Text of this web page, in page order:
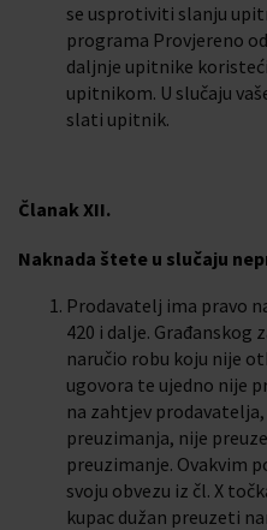
se usprotiviti slanju
programa Provjereno
daljnje upitnike
upitnikom. U slučaju
slati upitnik.
Članak XII.
Naknada štete u slučaju
Prodavatelj ima pravo
420 i dalje. Građanskog
naručio robu koju nije
ugovora te ujedno nije
na zahtjev
preuzimanja, nije
preuzimanje. Ovakvim
svoju obvezu iz čl. X
kupac dužan preuzeti